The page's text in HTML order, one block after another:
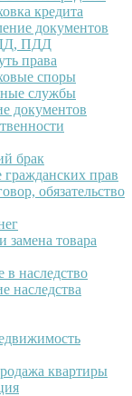
кредита
документов
ПДД
права
споры
службы
документов
брак
прав
обязательство
замена товара
в наследство
наследства
квартиры